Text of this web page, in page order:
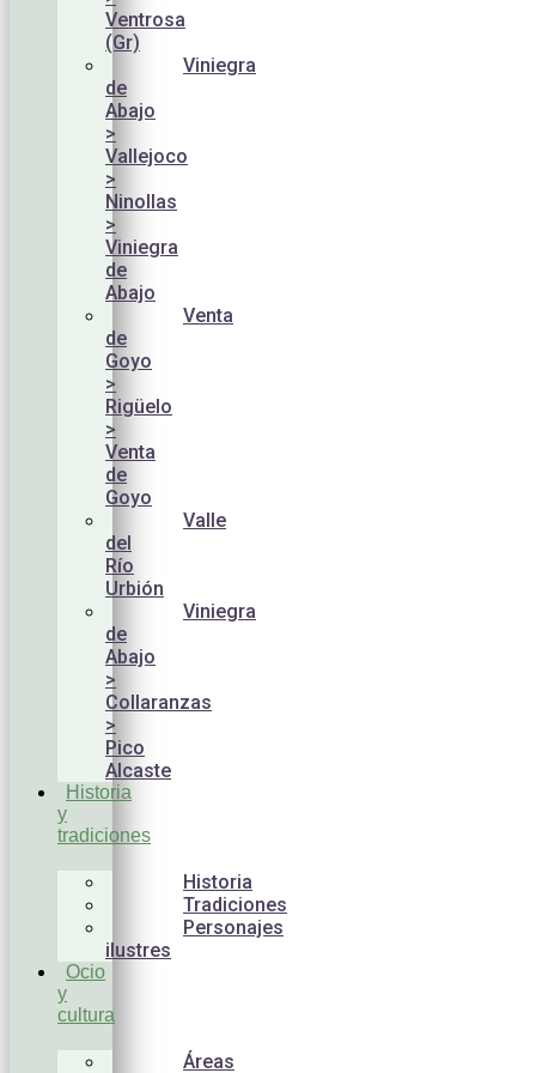
Ventrosa
(Gr)
Viniegra
de
Abajo
>
Vallejoco
>
Ninollas
>
Viniegra
de
Abajo
Venta
de
Goyo
>
Rigüelo
>
Venta
de
Goyo
Valle
del
Río
Urbión
Viniegra
de
Abajo
>
Collaranzas
>
Pico
Alcaste
Historia
y
tradiciones
Historia
Tradiciones
Personajes
ilustres
Ocio
y
cultura
Áreas